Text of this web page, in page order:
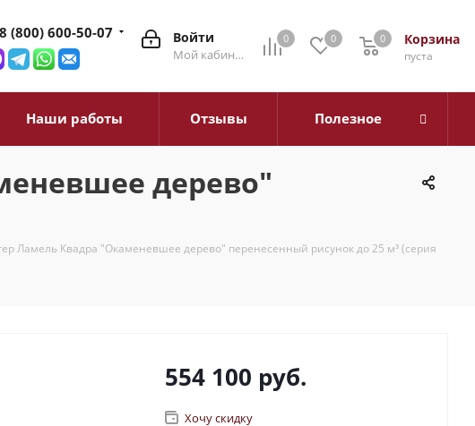
0 0 Корзина
0
пуста
0
Войти
Мой кабинет
8 (800) 600-50-07
Наши работы Отзывы Полезное
дерево"
Ламель Квадра "Окаменевшее дерево" перенесенный рисунок до 25 м³ (серия
554 100 руб.
Хочу скидку